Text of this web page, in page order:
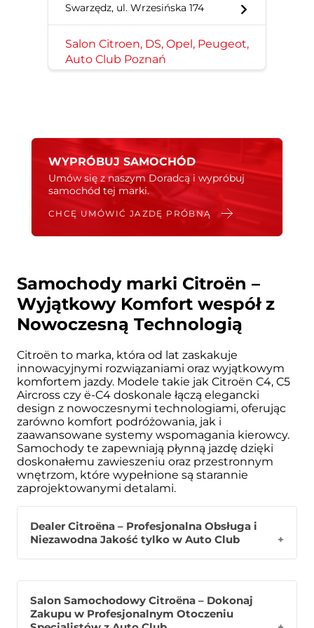
Swarzędz, ul. Wrzesińska 174
Salon Citroen, DS, Opel, Peugeot,
Auto Club Poznań
Auto Club Łódź
Łódź, ul. Pabianicka 94/96
WYPRÓBUJ SAMOCHÓD
Umów się z naszym Doradcą i wypróbuj
samochód tej marki.
CHCĘ UMÓWIĆ JAZDĘ PRÓBNĄ
Samochody marki Citroën –
Wyjątkowy Komfort wespół z
Nowoczesną Technologią
Citroën to marka, która od lat zaskakuje
innowacyjnymi rozwiązaniami oraz wyjątkowym
komfortem jazdy. Modele takie jak Citroën C4, C5
Aircross czy ë-C4 doskonale łączą elegancki
design z nowoczesnymi technologiami, oferując
zarówno komfort podróżowania, jak i
zaawansowane systemy wspomagania kierowcy.
Samochody te zapewniają płynną jazdę dzięki
doskonałemu zawieszeniu oraz przestronnym
wnętrzom, które wypełnione są starannie
zaprojektowanymi detalami.
Dealer Citroëna – Profesjonalna Obsługa i
Niezawodna Jakość tylko w Auto Club
oferujący pełną gamę najnowszych modeli
tej renomowanej marki, które łączą francuską
Salon Samochodowy Citroëna – Dokonaj
Zakupu w Profesjonalnym Otoczeniu